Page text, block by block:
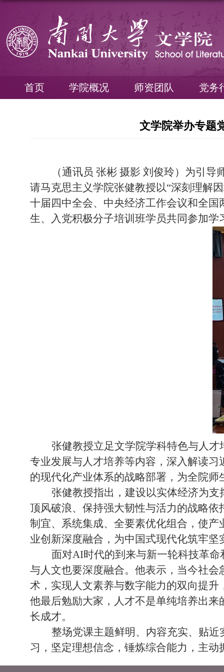
首页 学院概况 师资团队 党务
文学院举办专题
（通讯员 张彬 摄影 刘俊玲）为引
请马克思主义学院张健教授以“深刻理解
十届四中全会、中央经济工作会议和全国
生、入党积极分子培训班学员共同参加学
张健教授立足文学院学科特色与人
专业发展与人才培养等内容，深入解读
的现代化产业体系的战略部署，为全院
张健教授指出，建设以实体经济为
顶风破浪、保持强大韧性与活力的战略
制宜、系统集成、全要素优化组合，使
业创新深度融合，为中国式现代化筑牢坚
面对AI时代的到来与新一轮科技革
与人文也要深度融合。他表示，当今社
术，实现人文素养与数字能力的双向提
他最后勉励大家，人才不是单纯培养出
长成才。
整场党课主题鲜明、内容充实、贴
习，坚定理想信念，锤炼综合能力，主